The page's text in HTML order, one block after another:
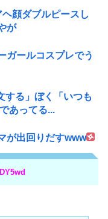
顔ダブルピースし
が
ガールコスプレでう
する」ぼく「いつも
あってる...
が出回りだすwww